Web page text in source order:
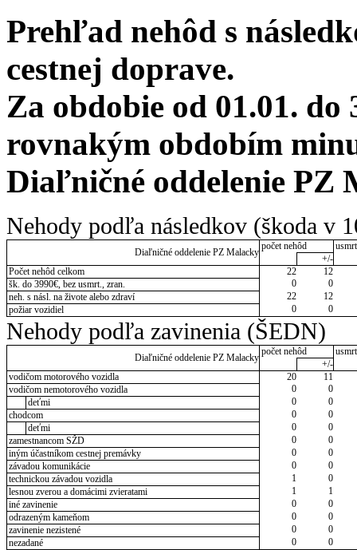
Prehľad nehôd s
cestnej doprave.
Za obdobie od 01.01. do
rovnakým obdobím
Diaľničné oddelenie PZ
Nehody podľa následkov (škoda v
Diaľničné oddelenie PZ Malacky
počet nehôd
+/-
Počet nehôd celkom
22
12
šk. do 3990€, bez usmrt., zran.
0
0
neh. s násl. na živote alebo zdraví
22
12
požiar vozidiel
0 0
Nehody podľa zavinenia (ŠEDN)
Diaľničné oddelenie PZ Malacky
počet nehôd
+/-
vodičom motorového vozidla
20
11
vodičom nemotorového vozidla
0
0
deťmi
0
0
chodcom
0
0
deťmi
0
0
zamestnancom SŽD
0
0
iným účastníkom cestnej premávky
0
0
závadou komunikácie
0
0
technickou závadou vozidla
1
0
lesnou zverou a domácimi zvieratami
1
1
iné zavinenie
0
0
odrazeným kameňom
0
0
zavinenie nezistené
0
0
nezadané
0 0